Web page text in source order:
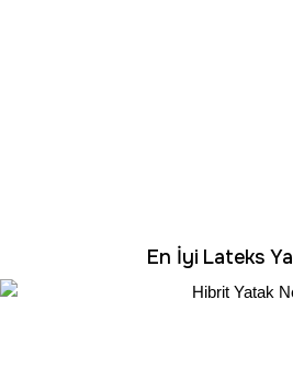
En İyi Lateks